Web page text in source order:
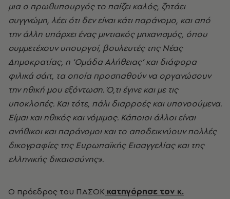
μια ο πρωθυπουργός το παίζει καλός, ζητάει
συγγνώμη, λέει ότι δεν είναι κάτι παράνομο, και από
την άλλη υπάρχει ένας μιντιακός μηχανισμός, όπου
συμμετέχουν υπουργοί, βουλευτές της Νέας
Δημοκρατίας, η ‘Ομάδα Αλήθειας’ και διάφορα
φιλικά σάιτ, τα οποία προσπαθούν να οργανώσουν
την ηθική μου εξόντωση. Ό,τι έγινε και με τις
υποκλοπές. Και τότε, πάλι διαρροές και υπονοούμενα.
Είμαι και ηθικός και νόμιμος. Κάποιοι άλλοι είναι
ανήθικοι και παράνομοι και το αποδεικνύουν πολλές
δικογραφίες της Ευρωπαϊκής Εισαγγελίας και της
ελληνικής δικαιοσύνης».
Ο πρόεδρος του ΠΑΣΟΚ κατηγόρησε τον κ.